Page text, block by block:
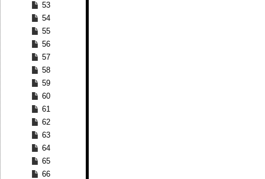
53
54
55
56
57
58
59
60
61
62
63
64
65
66